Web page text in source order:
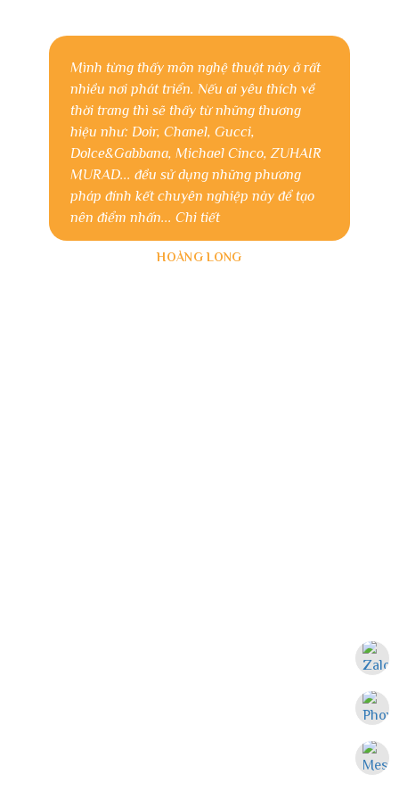
Mình từng thấy môn nghệ thuật này ở rất
nhiều nơi phát triển. Nếu ai yêu thích về
thời trang thì sẽ thấy từ những thương
hiệu như: Doir, Chanel, Gucci,
Dolce&Gabbana, Michael Cinco, ZUHAIR
MURAD... đều sử dụng những phương
pháp đính kết chuyên nghiệp này để tạo
nên điểm nhấn... Chi tiết
HOÀNG LONG